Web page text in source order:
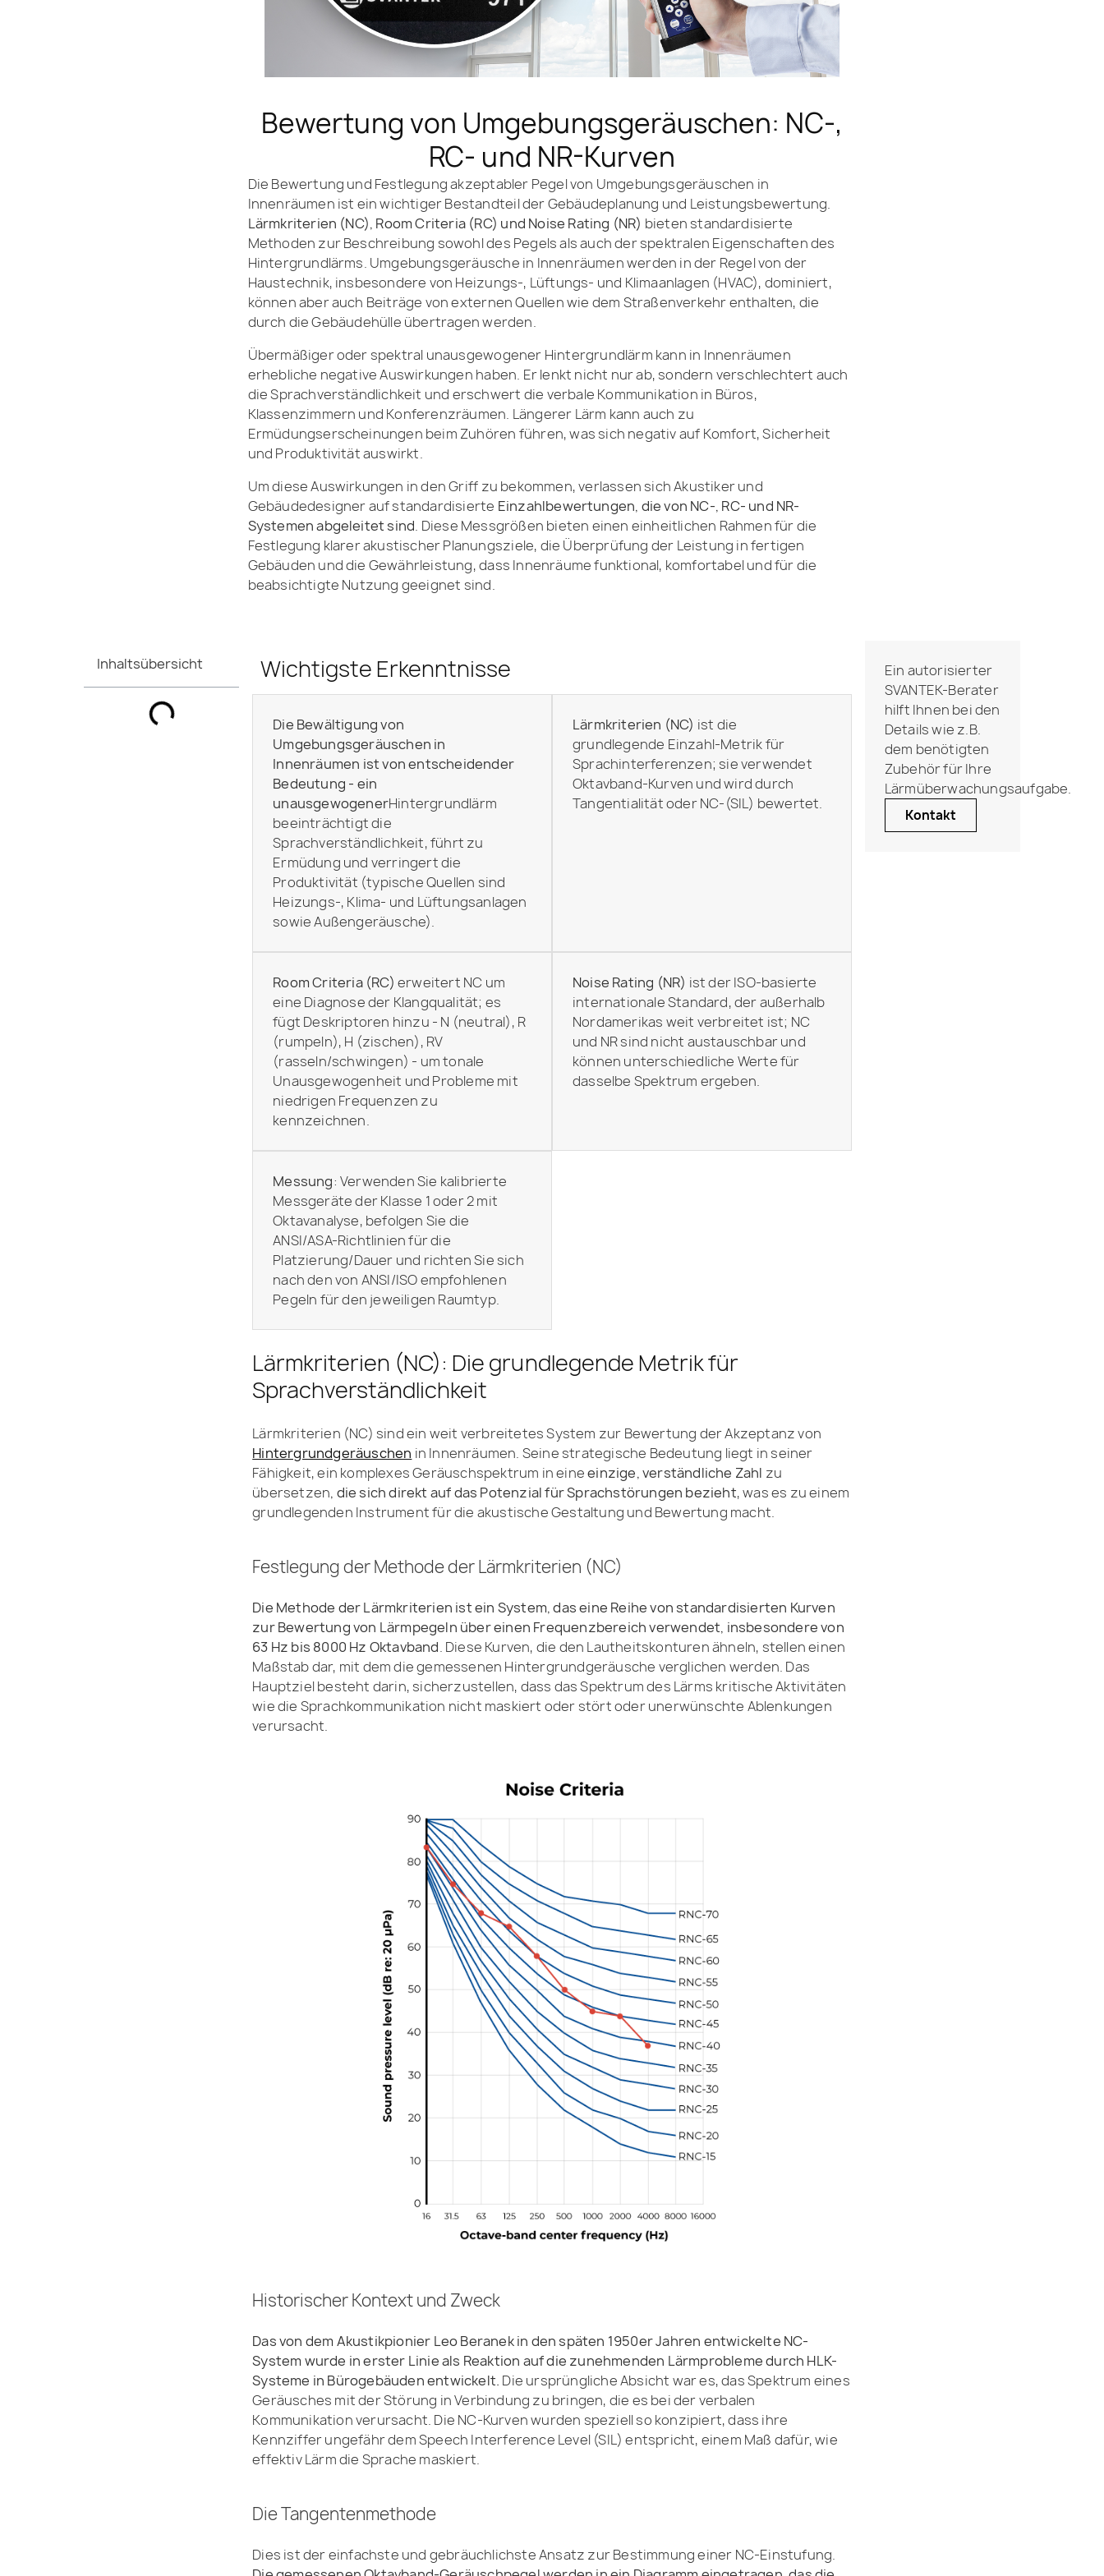
Bewertung von Umgebungsgeräuschen: NC-,
RC- und NR-Kurven
Die Bewertung und Festlegung akzeptabler Pegel von Umgebungsgeräuschen in
Innenräumen ist ein wichtiger Bestandteil der Gebäudeplanung und Leistungsbewertung.
Lärmkriterien (NC), Room Criteria (RC) und Noise Rating (NR) bieten standardisierte
Methoden zur Beschreibung sowohl des Pegels als auch der spektralen Eigenschaften des
Hintergrundlärms. Umgebungsgeräusche in Innenräumen werden in der Regel von der
Haustechnik, insbesondere von Heizungs-, Lüftungs- und Klimaanlagen (HVAC), dominiert,
können aber auch Beiträge von externen Quellen wie dem Straßenverkehr enthalten, die
durch die Gebäudehülle übertragen werden.
Übermäßiger oder spektral unausgewogener Hintergrundlärm kann in Innenräumen
erhebliche negative Auswirkungen haben. Er lenkt nicht nur ab, sondern verschlechtert auch
die Sprachverständlichkeit und erschwert die verbale Kommunikation in Büros,
Klassenzimmern und Konferenzräumen. Längerer Lärm kann auch zu
Ermüdungserscheinungen beim Zuhören führen, was sich negativ auf Komfort, Sicherheit
und Produktivität auswirkt.
Um diese Auswirkungen in den Griff zu bekommen, verlassen sich Akustiker und
Gebäudedesigner auf standardisierte Einzahlbewertungen, die von NC-, RC- und NR-
Systemen abgeleitet sind. Diese Messgrößen bieten einen einheitlichen Rahmen für die
Festlegung klarer akustischer Planungsziele, die Überprüfung der Leistung in fertigen
Gebäuden und die Gewährleistung, dass Innenräume funktional, komfortabel und für die
beabsichtigte Nutzung geeignet sind.
Inhaltsübersicht Wichtigste Erkenntnisse
Die Bewältigung von
Umgebungsgeräuschen in
Innenräumen ist von entscheidender
Bedeutung - ein
unausgewogenerHintergrundlärm
beeinträchtigt die
Sprachverständlichkeit, führt zu
Ermüdung und verringert die
Produktivität (typische Quellen sind
Heizungs-, Klima- und Lüftungsanlagen
sowie Außengeräusche).
Lärmkriterien (NC) ist die
grundlegende Einzahl-Metrik für
Sprachinterferenzen; sie verwendet
Oktavband-Kurven und wird durch
Tangentialität oder NC-(SIL) bewertet.
Room Criteria (RC) erweitert NC um
eine Diagnose der Klangqualität; es
fügt Deskriptoren hinzu - N (neutral), R
(rumpeln), H (zischen), RV
(rasseln/schwingen) - um tonale
Unausgewogenheit und Probleme mit
niedrigen Frequenzen zu
kennzeichnen.
Noise Rating (NR) ist der ISO-basierte
internationale Standard, der außerhalb
Nordamerikas weit verbreitet ist; NC
und NR sind nicht austauschbar und
können unterschiedliche Werte für
dasselbe Spektrum ergeben.
Messung: Verwenden Sie kalibrierte
Messgeräte der Klasse 1 oder 2 mit
Oktavanalyse, befolgen Sie die
ANSI/ASA-Richtlinien für die
Platzierung/Dauer und richten Sie sich
nach den von ANSI/ISO empfohlenen
Pegeln für den jeweiligen Raumtyp.
Lärmkriterien (NC): Die grundlegende Metrik für
Sprachverständlichkeit
Lärmkriterien (NC) sind ein weit verbreitetes System zur Bewertung der Akzeptanz von
Hintergrundgeräuschen in Innenräumen. Seine strategische Bedeutung liegt in seiner
Fähigkeit, ein komplexes Geräuschspektrum in eineeinzige, verständliche Zahl zu
übersetzen, die sich direkt auf das Potenzial für Sprachstörungen bezieht, was es zu einem
grundlegenden Instrument für die akustische Gestaltung und Bewertung macht.
Festlegung der Methode der Lärmkriterien (NC)
Die Methode der Lärmkriterien ist ein System, das eine Reihe von standardisierten Kurven
zur Bewertung von Lärmpegeln über einen Frequenzbereich verwendet, insbesondere von
63 Hz bis 8000 Hz Oktavband. Diese Kurven, die den Lautheitskonturen ähneln, stellen einen
Maßstab dar, mit dem die gemessenen Hintergrundgeräusche verglichen werden. Das
Hauptziel besteht darin, sicherzustellen, dass das Spektrum des Lärms kritische Aktivitäten
wie die Sprachkommunikation nicht maskiert oder stört oder unerwünschte Ablenkungen
verursacht.
Historischer Kontext und Zweck
Das von dem Akustikpionier Leo Beranek in den späten 1950er Jahren entwickelte NC-
System wurde in erster Linie als Reaktion auf die zunehmenden Lärmprobleme durch HLK-
Systeme in Bürogebäuden entwickelt. Die ursprüngliche Absicht war es, das Spektrum eines
Geräusches mit der Störung in Verbindung zu bringen, die es bei der verbalen
Kommunikation verursacht. Die NC-Kurven wurden speziell so konzipiert, dass ihre
Kennziffer ungefähr dem Speech Interference Level (SIL) entspricht, einem Maß dafür, wie
effektiv Lärm die Sprache maskiert.
Die Tangentenmethode
Dies ist der einfachste und gebräuchlichste Ansatz zur Bestimmung einer NC-Einstufung.
Ein autorisierter
SVANTEK-Berater
hilft Ihnen bei den
Details wie z.B.
dem benötigten
Zubehör für Ihre
Lärmüberwachungsaufgabe.
Kontakt